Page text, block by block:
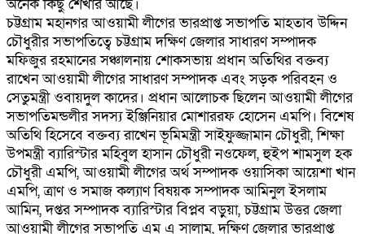
অনেক কিছু শেখার আছে।
চট্টগ্রাম মহানগর আওয়ামী লীগের ভারপ্রাপ্ত সভাপতি মাহতাব উদ্দিন
চৌধুরীর সভাপতিত্বে চট্টগ্রাম দক্ষিণ জেলার সাধারণ সম্পাদক
মফিজুর রহমানের সঞ্চালনায় শোকসভায় প্রধান অতিথির বক্তব্য
রাখেন আওয়ামী লীগের সাধারণ সম্পাদক এবং সড়ক পরিবহন ও
সেতুমন্ত্রী ওবায়দুল কাদের। প্রধান আলোচক ছিলেন আওয়ামী লীগের
সভাপতিমন্ডলীর সদস্য ইঞ্জিনিয়ার মোশাররফ হোসেন এমপি। বিশেষ
অতিথি হিসেবে বক্তব্য রাখেন ভূমিমন্ত্রী সাইফুজ্জামান চৌধুরী, শিক্ষা
উপমন্ত্রী ব্যারিস্টার মহিবুল হাসান চৌধুরী নওফেল, হুইপ শামসুল হক
চৌধুরী এমপি, আওয়ামী লীগের অর্থ সম্পাদক ওয়াসিকা আয়েশা খান
এমপি, ত্রাণ ও সমাজ কল্যাণ বিষয়ক সম্পাদক আমিনুল ইসলাম
আমিন, দপ্তর সম্পাদক ব্যারিস্টার বিপ্লব বড়ুয়া, চট্টগ্রাম উত্তর জেলা
আওয়ামী লীগের সভাপতি এম এ সালাম, দক্ষিণ জেলার ভারপ্রাপ্ত